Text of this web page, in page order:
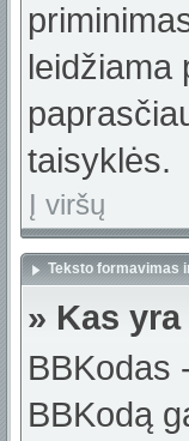
leidžiama
taisyklės.
Į viršų
Teksto formavimas
» Kas
BBKodas
BBKodą